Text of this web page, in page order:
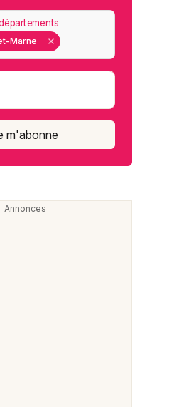
Marne
m'abonne